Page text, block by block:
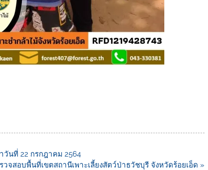
นที่ 22 กรกฎาคม 2564
วจสอบพื้นที่เขตสถานีเพาะเลี้ยงสัตว์ป่าธวัชบุรี จังหวัดร้อยเอ็ด »